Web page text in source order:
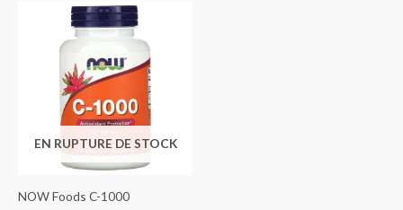
EN RUPTURE DE STOCK
NOW Foods C-1000